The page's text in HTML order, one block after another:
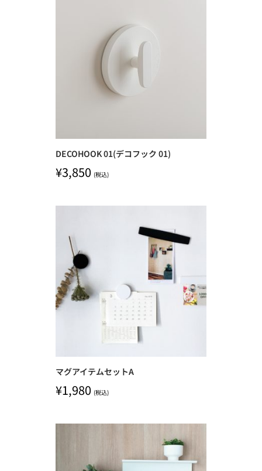
DECOHOOK 01(デコフック 01)
¥3,850 (税込)
マグアイテムセットA
¥1,980 (税込)